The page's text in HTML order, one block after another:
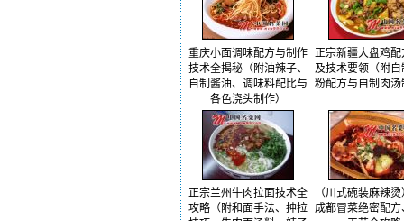
重庆小面调味配方与制作
技术全揭秘（附油辣子、
自制酱油、调味料配比与
各色浇头制作）
正宗新疆大盘鸡配
及技术要领（附自
粉配方与自制肉汤
正宗兰州牛肉拉面技术全
攻略（附和面手法、抻拉
（川式碗装麻辣
成都冒菜绝密配方